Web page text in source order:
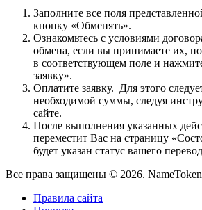
Заполните все поля
кнопку «Обменять».
Ознакомьтесь с условиями
обмена, если вы принимаете их,
в соответствующем поле и
заявку».
Оплатите заявку. Для этого
необходимой суммы, следуя
сайте.
После выполнения указанных
переместит Вас на страницу
будет указан статус вашего
Все права защищены © 2026. NameToken
Правила сайта